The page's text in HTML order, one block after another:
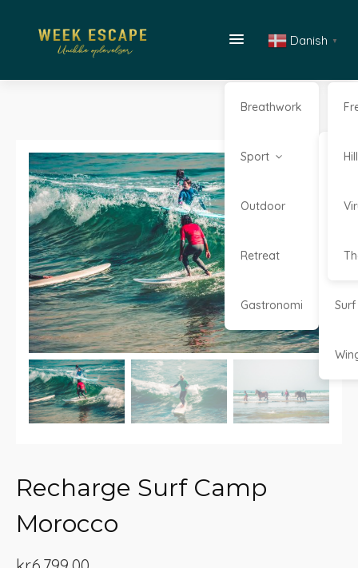
Breathwork
Sport
Surf
Outdoor
Retreat
Gastronomi
Danish ▼
Recharge Surf Camp
Morocco